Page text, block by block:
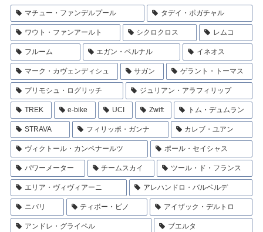
マチュー・ファンデルプール タデイ・ポガチャル
ワウト・ファンアールト シクロクロス レムコ
フルーム エガン・ベルナル イネオス
マーク・カヴェンディシュ サガン ゲラント・トーマス
プリモシュ・ログリッチ ジュリアン・アラフィリップ
TREK e-bike UCI Zwift トム・デュムラン
STRAVA フィリッポ・ガンナ カレブ・ユアン
ヴィクトール・カンペナールツ ポール・セイシャス
パワーメーター チームスカイ ツール・ド・フランス
エリア・ヴィヴィアーニ アレハンドロ・バルベルデ
ニバリ ティボー・ピノ アイザック・デルトロ
アンドレ・グライペル ブエルタ